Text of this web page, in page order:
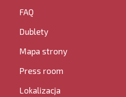
FAQ
Dublety
Mapa strony
Press room
Lokalizacja